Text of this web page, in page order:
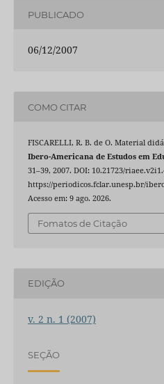
PUBLICADO
06/12/2007
COMO CITAR
FISCARELLI, R. B. de O. Material
Ibero-Americana de Estudos em
31–39, 2007. DOI: 10.21723/
https://periodicos.fclar.unesp.br/
Acesso em: 9 ago. 2026.
Fomatos de Citação
EDIÇÃO
v. 2 n. 1 (2007)
SEÇÃO